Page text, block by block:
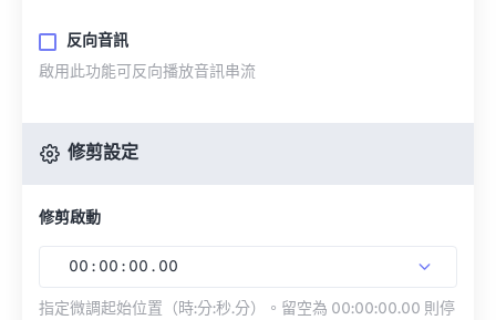
反向音訊
啟用此功能可反向播放音訊串流
修剪設定
修剪啟動
00 : 00 : 00 . 00
指定微調起始位置（時:分:秒.分）。留空為 00:00:00.00 則停